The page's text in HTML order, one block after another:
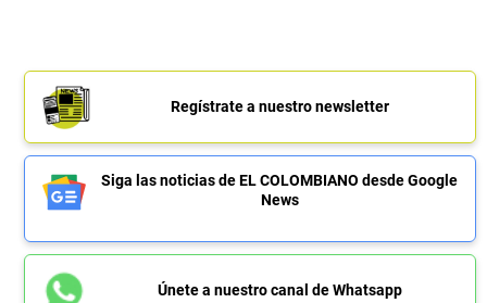
Regístrate a nuestro newsletter
Siga las noticias de EL COLOMBIANO desde Google
News
Únete a nuestro canal de Whatsapp